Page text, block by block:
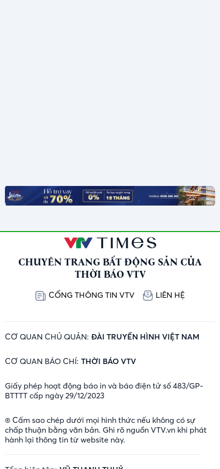
CHUYÊN TRANG BẤT ĐỘNG SẢN CỦA
THỜI BÁO VTV
CỔNG THÔNG TIN VTV LIÊN HỆ
CƠ QUAN CHỦ QUẢN: ĐÀI TRUYỀN HÌNH VIỆT NAM
CƠ QUAN BÁO CHÍ: THỜI BÁO VTV
Giấy phép hoạt động báo in và báo điện tử số 483/GP-
BTTTT cấp ngày 29/12/2023
® Cấm sao chép dưới mọi hình thức nếu không có sự
chấp thuận bằng văn bản. Ghi rõ nguồn VTV.vn khi phát
hành lại thông tin từ website này.